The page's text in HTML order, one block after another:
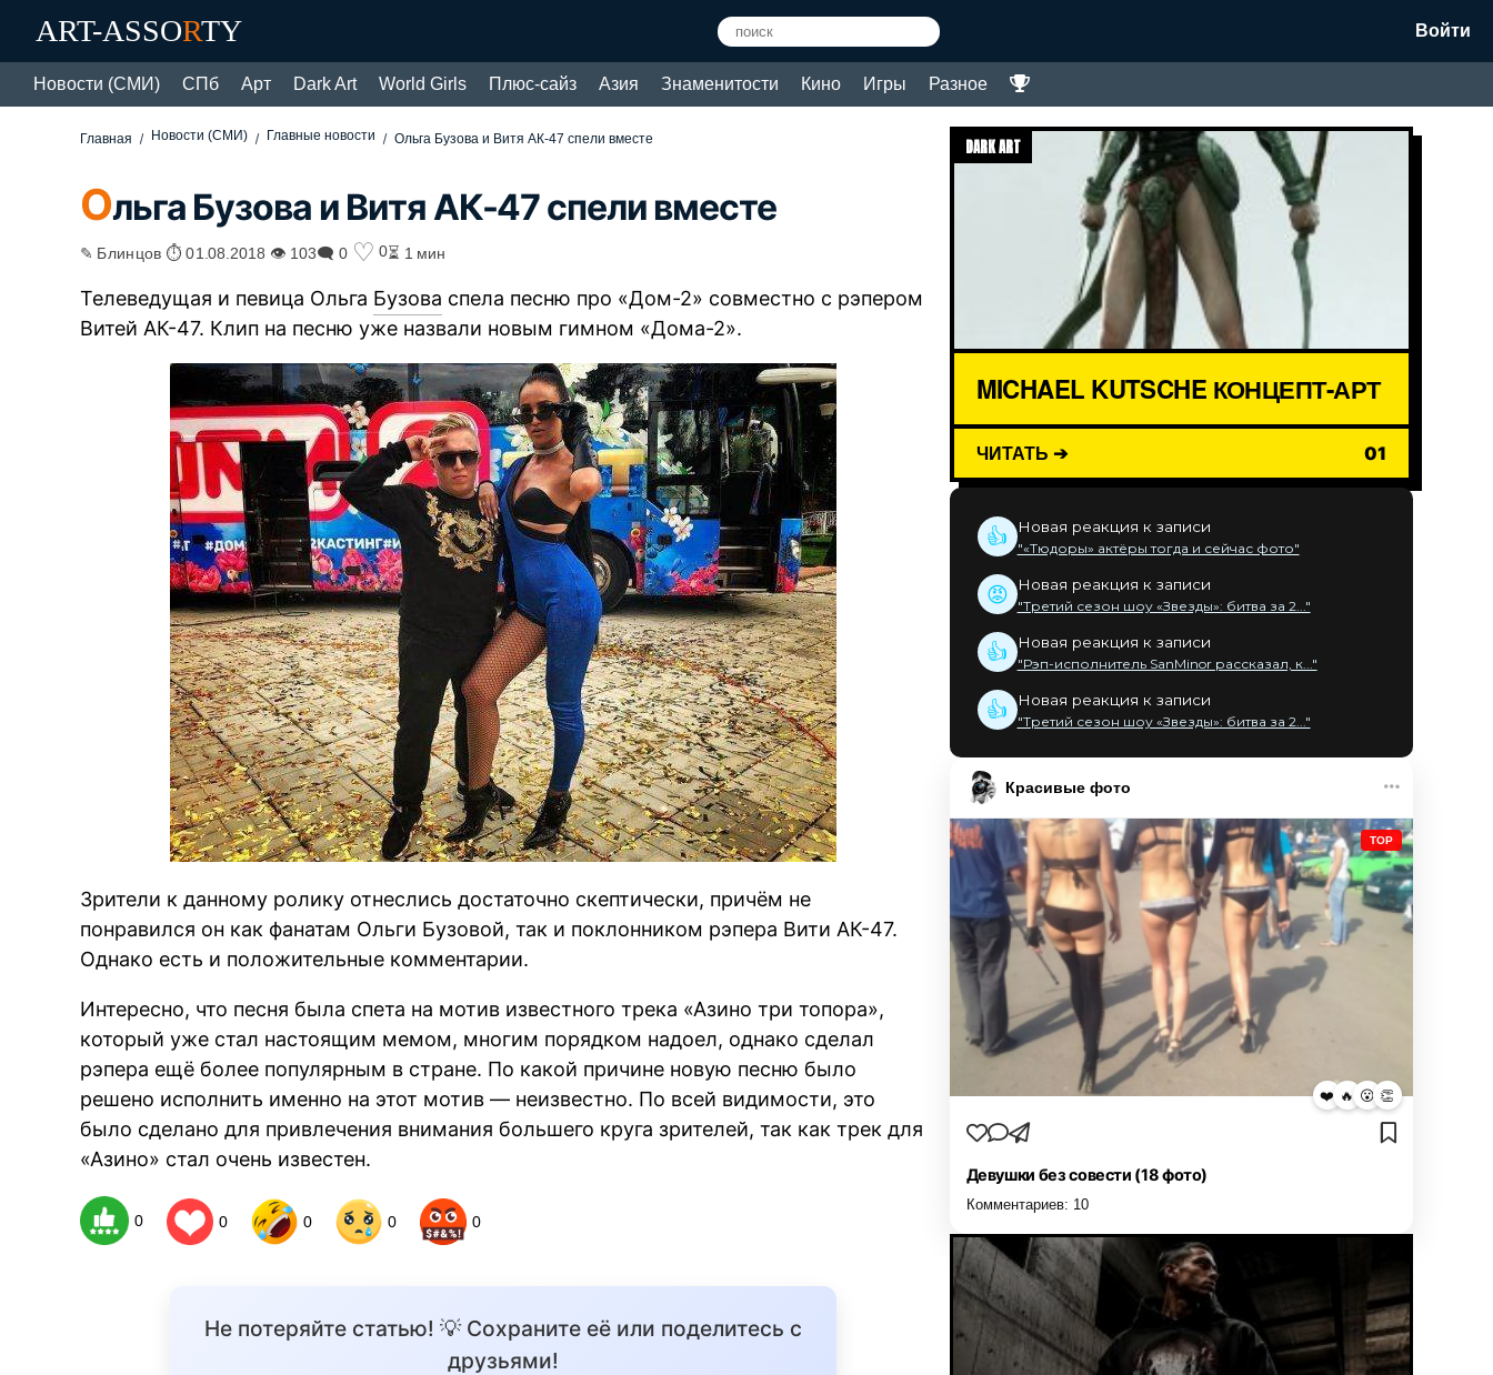
ART-ASSORTY Войти
Новости (СМИ) СПб Арт Dark Art World Girls Плюс-сайз Азия Знаменитости Кино Игры Разное
Главная Новости (СМИ) Главные новости Ольга Бузова и Витя АК-47 спели вместе
Ольга Бузова и Витя АК-47 спели вместе
✎ Блинцов ⏱ 01.08.2018 👁 103🗨 0 ♡ 0⏳ 1 мин
Телеведущая и певица Ольга Бузова спела песню про «Дом-2» совместно с рэпером
Витей АК-47. Клип на песню уже назвали новым гимном «Дома-2».
Зрители к данному ролику отнеслись достаточно скептически, причём не
понравился он как фанатам Ольги Бузовой, так и поклонником рэпера Вити АК-47.
Однако есть и положительные комментарии.
Интересно, что песня была спета на мотив известного трека «Азино три топора»,
который уже стал настоящим мемом, многим порядком надоел, однако сделал
рэпера ещё более популярным в стране. По какой причине новую песню было
решено исполнить именно на этот мотив — неизвестно. По всей видимости, это
было сделано для привлечения внимания большего круга зрителей, так как трек для
«Азино» стал очень известен.
0 0 0 0 0
Не потеряйте статью! 💡 Сохраните её или поделитесь с
друзьями!
DARK ART
MICHAEL KUTSCHE КОНЦЕПТ-АРТ
ЧИТАТЬ ➔ 01
👍 Новая реакция к записи
"«Тюдоры» актёры тогда и сейчас фото"
😡 Новая реакция к записи
"Третий сезон шоу «Звезды»: битва за 2..."
👍 Новая реакция к записи
"Рэп-исполнитель SanMinor рассказал, к..."
👍 Новая реакция к записи
"Третий сезон шоу «Звезды»: битва за 2..."
Красивые фото
TOP
❤️ 🔥 😮 👏
Девушки без совести (18 фото)
Комментариев: 10